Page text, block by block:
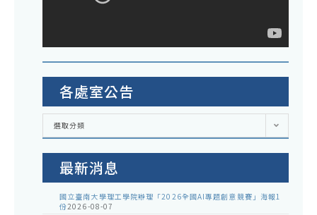
各處室公告
各
室
選取分類
最新消息
國立臺南大學理工學院辦理「2026全國AI專題創意競賽」海報1
份2026-08-07